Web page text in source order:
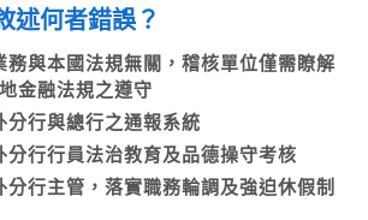
述何者錯誤？
與本國法規無關，稽核單位僅需瞭解
金融法規之遵守
分行與總行之通報系統
分行行員法治教育及品德操守考核
行主管，落實職務輪調及強迫休假制